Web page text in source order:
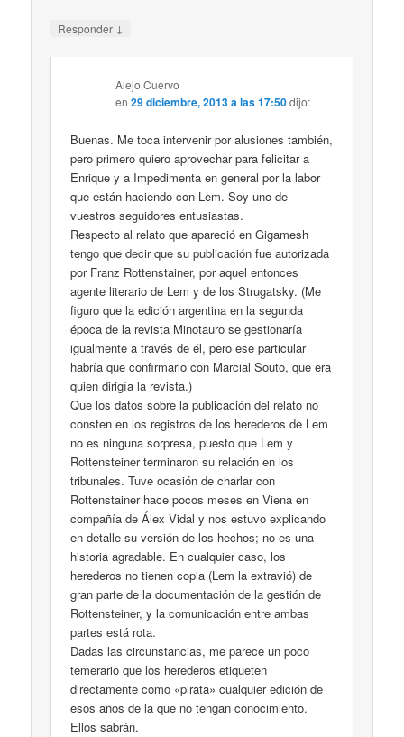
Responder ↓
Alejo Cuervo
en29 diciembre, 2013 a las 17:50dijo:
Buenas. Me toca intervenir por alusiones también,
pero primero quiero aprovechar para felicitar a
Enrique y a Impedimenta en general por la labor
que están haciendo con Lem. Soy uno de
vuestros seguidores entusiastas.
Respecto al relato que apareció en Gigamesh
tengo que decir que su publicación fue autorizada
por Franz Rottenstainer, por aquel entonces
agente literario de Lem y de los Strugatsky. (Me
figuro que la edición argentina en la segunda
época de la revista Minotauro se gestionaría
igualmente a través de él, pero ese particular
habría que confirmarlo con Marcial Souto, que era
quien dirigía la revista.)
Que los datos sobre la publicación del relato no
consten en los registros de los herederos de Lem
no es ninguna sorpresa, puesto que Lem y
Rottensteiner terminaron su relación en los
tribunales. Tuve ocasión de charlar con
Rottenstainer hace pocos meses en Viena en
compañía de Álex Vidal y nos estuvo explicando
en detalle su versión de los hechos; no es una
historia agradable. En cualquier caso, los
herederos no tienen copia (Lem la extravió) de
gran parte de la documentación de la gestión de
Rottensteiner, y la comunicación entre ambas
partes está rota.
Dadas las circunstancias, me parece un poco
temerario que los herederos etiqueten
directamente como «pirata» cualquier edición de
esos años de la que no tengan conocimiento.
Ellos sabrán.